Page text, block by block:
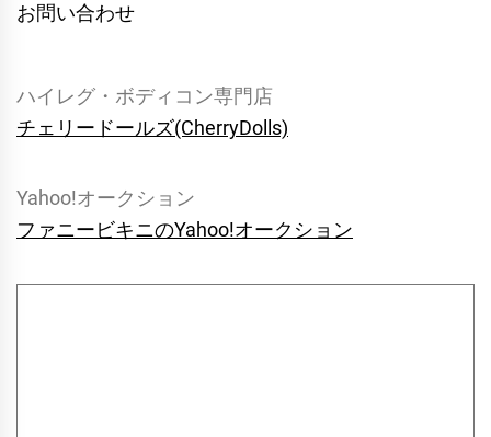
お問い合わせ
ハイレグ・ボディコン専門店
チェリードールズ(CherryDolls)
Yahoo!オークション
ファニービキニのYahoo!オークション